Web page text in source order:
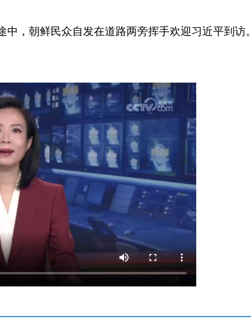
，朝鲜民众自发在道路两旁挥手欢迎习近平到访。